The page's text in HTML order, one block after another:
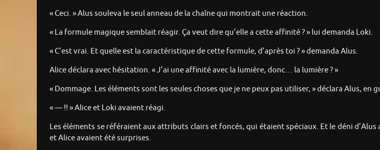
« Ceci. » Alus souleva le seul anneau de la chaîne qui montrait une réaction.
« La formule magique semblait réagir. Ça veut dire qu’elle a cette affinité ? » lui demanda Loki.
« C’est vrai. Et quelle est la caractéristique de cette formule, d’après toi ? » demanda Alus.
Alice déclara avec hésitation. « J’ai une affinité avec la lumière, donc… la lumière ? »
« Dommage. Les éléments sont les seules choses que je ne peux pas utiliser, » déclara Alus, en
« — !! » Alice et Loki avaient réagi.
Les éléments se référaient aux attributs clairs et foncés, qui étaient spéciaux. Et le déni
et Alice avaient été surprises.